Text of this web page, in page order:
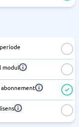
modul
abonnement